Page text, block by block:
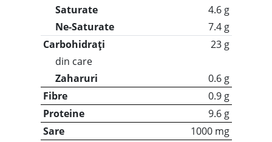
Saturate
4.6 g
Ne-Saturate
7.4 g
Carbohidrați
23 g
din care
Zaharuri
0.6 g
Fibre
0.9 g
Proteine
9.6 g
Sare
1000 mg